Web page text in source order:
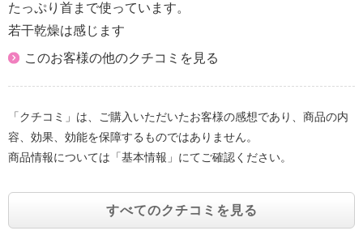
たっぷり首まで使っています。
若干乾燥は感じます
このお客様の他のクチコミを見る
「クチコミ」は、ご購入いただいたお客様の感想であり、商品の内
容、効果、効能を保障するものではありません。
商品情報については「基本情報」にてご確認ください。
すべてのクチコミを見る